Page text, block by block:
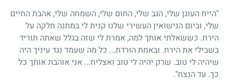
"היית העוגן שלי, הגב שלי, החום שלי, השמחה שלי, אהבת החיים
שלי, וביום הנישואין העשירי שלנו קנית לי במתנה חלקה על
הירח. כששאלתי אותך למה, אמרת לי שזה בגלל שאתה תוריד
בשבילי את הירח. ובאמת הורדת... כל מה שעמד נגד עיניך היה
שיהיה לי טוב. שרק יהיה לי טוב ואצליח... אני אוהבת אותך כל
כך. עד הנצח".